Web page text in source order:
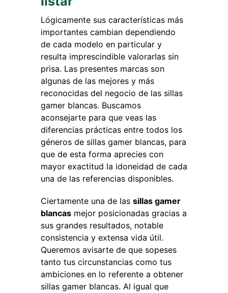
Lógicamente sus características más
importantes cambian dependiendo
de cada modelo en particular y
resulta imprescindible valorarlas sin
prisa. Las presentes marcas son
algunas de las mejores y más
reconocidas del negocio de las sillas
gamer blancas. Buscamos
aconsejarte para que veas las
diferencias prácticas entre todos los
géneros de sillas gamer blancas, para
que de esta forma aprecies con
mayor exactitud la idoneidad de cada
una de las referencias disponibles.
Ciertamente una de las sillas gamer
blancas mejor posicionadas gracias a
sus grandes resultados, notable
consistencia y extensa vida útil.
Queremos avisarte de que sopeses
tanto tus circunstancias como tus
ambiciones en lo referente a obtener
sillas gamer blancas. Al igual que